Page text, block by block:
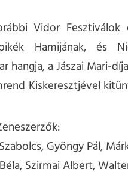
Vidor Fesztiválok
Hamijának, és
hangja, a Jászai Mari-
Kiskeresztjével
Gyöngy Pál,
Szirmai Albert,